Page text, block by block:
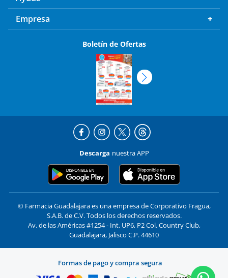
Empresa
Boletín de Ofertas
Descarga nuestra APP
© Farmacia Guadalajara es una empresa de Corporativo Fragua,
S.A.B. de C.V. Todos los derechos reservados.
Av. de las Américas #1254 - Int. UP6, P2 Col. Country Club,
Guadalajara, Jalisco C.P. 44610
Formas de pago y compra segura